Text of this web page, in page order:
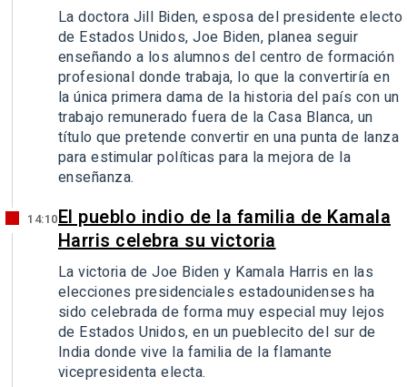
La doctora Jill Biden, esposa del presidente electo
de Estados Unidos, Joe Biden, planea seguir
enseñando a los alumnos del centro de formación
profesional donde trabaja, lo que la convertiría en
la única primera dama de la historia del país con un
trabajo remunerado fuera de la Casa Blanca, un
título que pretende convertir en una punta de lanza
para estimular políticas para la mejora de la
enseñanza.
14:10El pueblo indio de la familia de Kamala
Harris celebra su victoria
La victoria de Joe Biden y Kamala Harris en las
elecciones presidenciales estadounidenses ha
sido celebrada de forma muy especial muy lejos
de Estados Unidos, en un pueblecito del sur de
India donde vive la familia de la flamante
vicepresidenta electa.